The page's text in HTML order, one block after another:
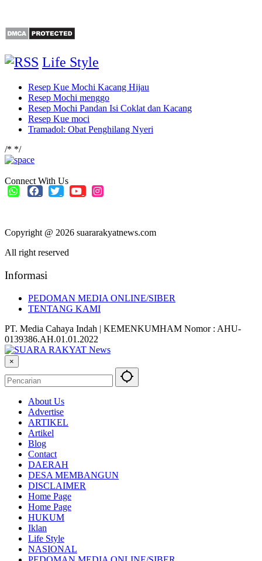
Life Style
Resep Kue Mochi Kacang Hijau
Resep Mochi menggo
Resep Mochi Pandan Isi Coklat dan Kacang
Resep Kue moci
Tramadol: Obat Penghilang Nyeri
/* */
Connect With Us
Copyright @ 2026 suararakyatnews.com
All right reserved
Informasi
PEDOMAN MEDIA ONLINE/SIBER
TENTANG KAMI
PT. Media Cahaya Indah | KEMENKUMHAM Nomor : AHU-
0139386.AH.01.01.2022
×
About Us
Advertise
ARTIKEL
Artikel
Blog
Contact
DAERAH
DESA MEMBANGUN
DISCLAIMER
Home Page
Home Page
HUKUM
Iklan
Life Style
NASIONAL